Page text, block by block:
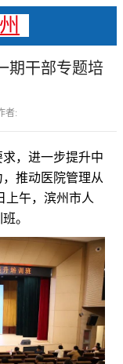
期干部专题培
者:
，进一步提升中
推动医院管理从
上午，滨州市人
。